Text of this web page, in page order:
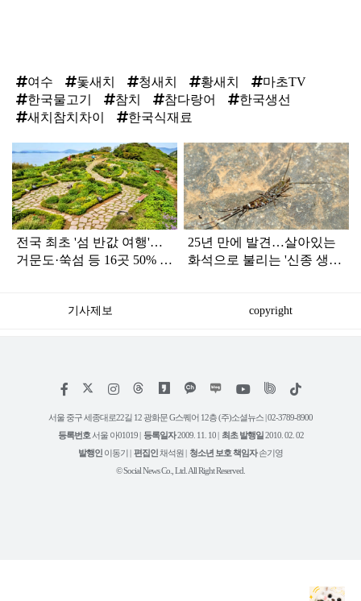
여수 돛새치 청새치 황새치
마초TV
한국물고기
참치 참다랑어
한국생선
새치참치차이
한국식재료
탑
라
인
전국 최초 '섬 반값 여행'…
거문도·쑥섬 등 16곳 50% 환
25년 만에 발견…살아있는
화석으로 불리는 '신종 생물'
기사제보 copyright
페
스
인
타
램
위
트
유
튜
틱
서울 중구 세종대로22길 12 광화문 G스퀘어 12층 (주)소셜뉴스 | 02-3789-8900
등록번호서울 아01019 | 등록일자2009. 11. 10 | 최초 발행일 2010. 02. 02
발행인 이동기 | 편집인채석원 | 청소년 보호 책임자손기영
© Social News Co., Ltd. All Right Reserved.